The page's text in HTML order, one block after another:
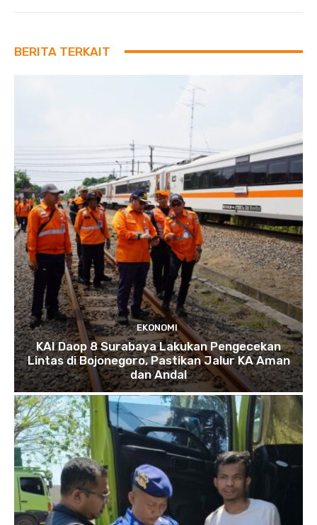
BERITA TERKAIT
EKONOMI
KAI Daop 8 Surabaya Lakukan Pengecekan
Lintas di Bojonegoro, Pastikan Jalur KA Aman
dan Andal